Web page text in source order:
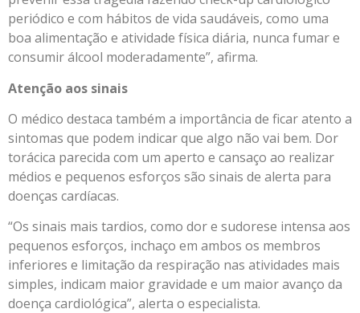
periódico e com hábitos de vida saudáveis, como uma
boa alimentação e atividade física diária, nunca fumar e
consumir álcool moderadamente”, afirma.
Atenção aos sinais
O médico destaca também a importância de ficar atento a
sintomas que podem indicar que algo não vai bem. Dor
torácica parecida com um aperto e cansaço ao realizar
médios e pequenos esforços são sinais de alerta para
doenças cardíacas.
“Os sinais mais tardios, como dor e sudorese intensa aos
pequenos esforços, inchaço em ambos os membros
inferiores e limitação da respiração nas atividades mais
simples, indicam maior gravidade e um maior avanço da
doença cardiológica”, alerta o especialista.